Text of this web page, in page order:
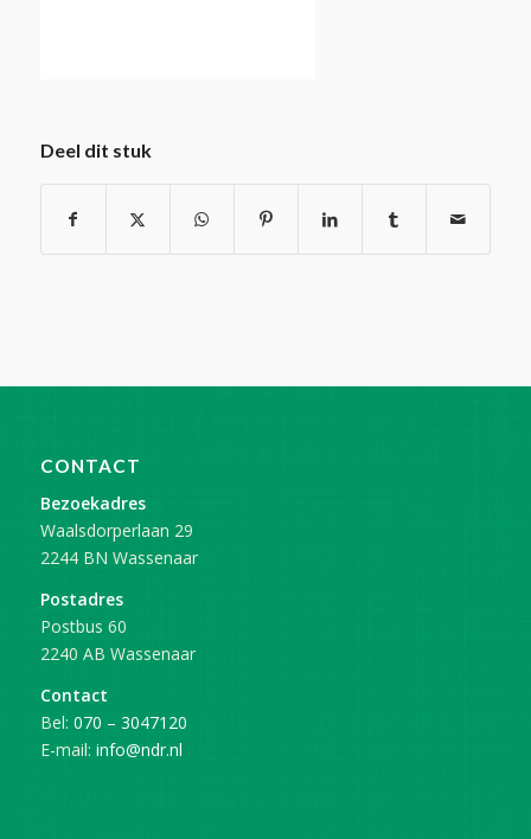
Deel dit stuk
CONTACT
Bezoekadres
Waalsdorperlaan 29
2244 BN Wassenaar
Postadres
Postbus 60
2240 AB Wassenaar
Contact
Bel: 070 – 3047120
E-mail: info@ndr.nl